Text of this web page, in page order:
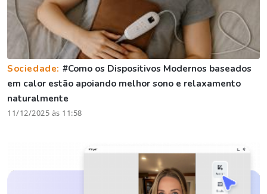
Sociedade: #Como os Dispositivos Modernos baseados
em calor estão apoiando melhor sono e relaxamento
naturalmente
11/12/2025 às 11:58